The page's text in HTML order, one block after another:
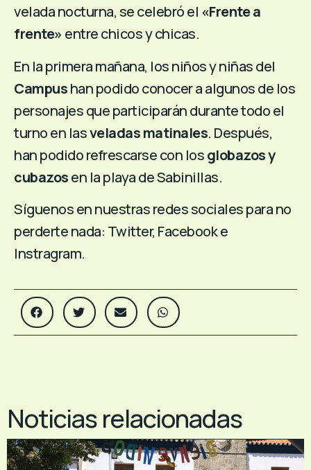
velada nocturna, se celebró el «Frente a
frente» entre chicos y chicas.
En la primera mañana, los niños y niñas del
Campushan podido conocer a algunos de los
personajes que participarán durante todo el
turno en lasveladas matinales. Después,
han podido refrescarse con losglobazos y
cubazosen la playa de Sabinillas.
Síguenos en nuestras redes sociales para no
perderte nada: Twitter, Facebooke
Instragram.
Noticias relacionadas